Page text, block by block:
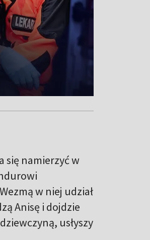
się namierzyć w
w niej udział
Anisę i dojdzie
usłyszy